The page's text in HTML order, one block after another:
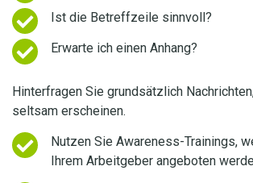
Ist die Betreffzeile sinnvoll?
Erwarte ich einen Anhang?
Hinterfragen Sie grundsätzlich
seltsam erscheinen.
Nutzen Sie Awareness-Trainings,
Ihrem Arbeitgeber angeboten